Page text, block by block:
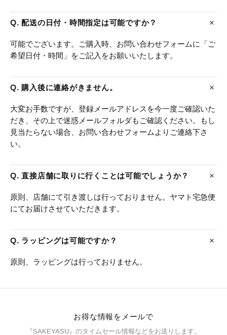
Q. 配送の日付・時間指定は可能ですか？
可能でございます。ご購入時、お問い合わせフォームに「ご
希望日付・時間」をご記入をお願いいたします。
Q. 購入後に連絡がきません。
大変お手数ですが、登録メールアドレスを今一度ご確認いた
だき、その上で迷惑メールフォルダもご確認ください。もし
見当たらない場合、お問い合わせフォームよりご連絡下さ
い。
Q. 直接店舗に取りに行くことは可能でしょうか？
原則、店舗にて引き渡しは行っておりません。ヤマト宅急便
にてお届けさせていただきます。
Q. ラッピングは可能ですか？
原則、ラッピングは行っておりません。
お得な情報をメールで
『SAKEYASU』のタイムセール情報などをお送りします。